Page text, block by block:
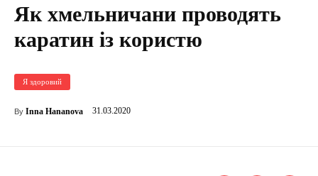
Як хмельничани проводять
каратин із користю
Я здоровий
By Inna Hananova 31.03.2020